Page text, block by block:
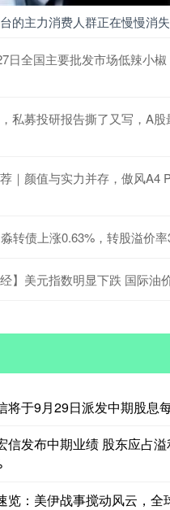
的主力消费人群正在慢慢消失
日全国主要批发市场低辣小
私募投研报告撕了又写，A
｜颜值与实力并存，傲风A4
转债上涨0.63%，转股溢价
】美元指数明显下跌 国际油
将于9月29日派发中期股息
信发布中期业绩 股东应占
览：美伊战事搅动风云，全